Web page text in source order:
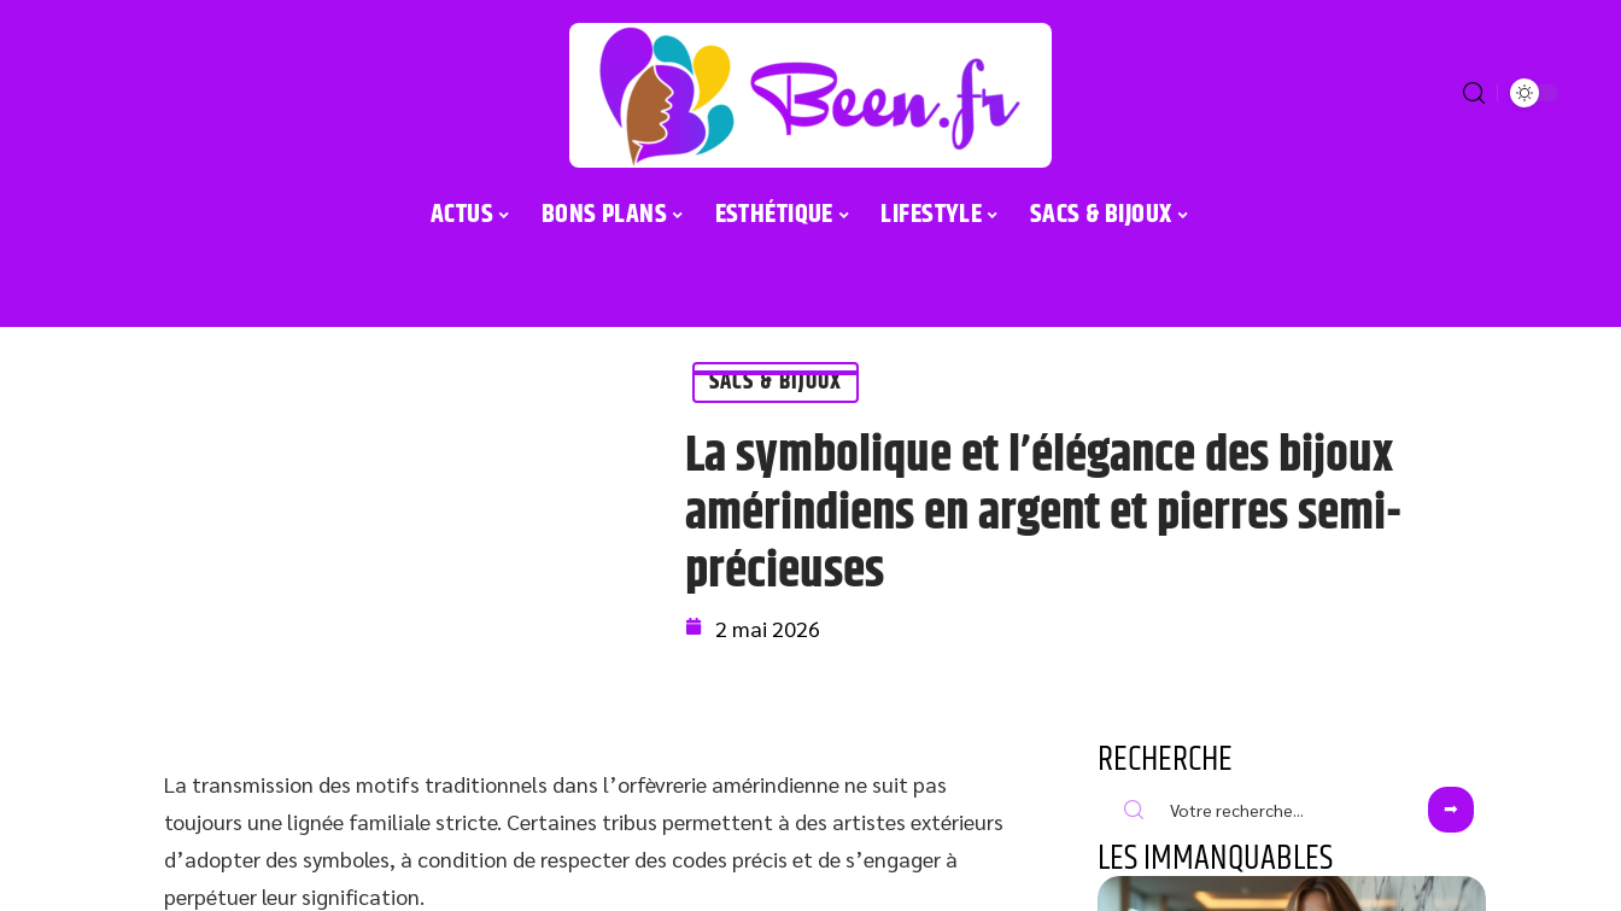
ACTUS BONS PLANS ESTHÉTIQUE LIFESTYLE SACS & BIJOUX
SACS & BIJOUX
La symbolique et l’élégance des bijoux
amérindiens en argent et pierres semi-
précieuses
2 mai 2026
La transmission des motifs traditionnels dans l’orfèvrerie amérindienne ne suit pas
toujours une lignée familiale stricte. Certaines tribus permettent à des artistes extérieurs
d’adopter des symboles, à condition de respecter des codes précis et de s’engager à
perpétuer leur signification.
RECHERCHE
LES IMMANQUABLES